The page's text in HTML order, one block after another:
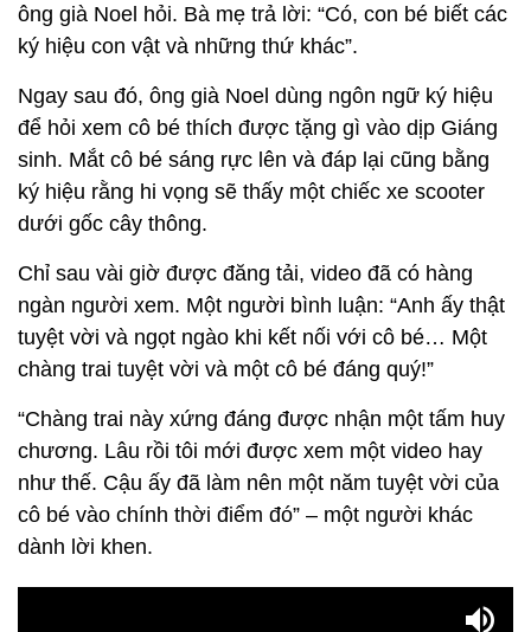
ông già Noel hỏi. Bà mẹ trả lời: “Có, con bé biết các
ký hiệu con vật và những thứ khác”.
Ngay sau đó, ông già Noel dùng ngôn ngữ ký hiệu
để hỏi xem cô bé thích được tặng gì vào dịp Giáng
sinh. Mắt cô bé sáng rực lên và đáp lại cũng bằng
ký hiệu rằng hi vọng sẽ thấy một chiếc xe scooter
dưới gốc cây thông.
Chỉ sau vài giờ được đăng tải, video đã có hàng
ngàn người xem. Một người bình luận: “Anh ấy thật
tuyệt vời và ngọt ngào khi kết nối với cô bé… Một
chàng trai tuyệt vời và một cô bé đáng quý!”
“Chàng trai này xứng đáng được nhận một tấm huy
chương. Lâu rồi tôi mới được xem một video hay
như thế. Cậu ấy đã làm nên một năm tuyệt vời của
cô bé vào chính thời điểm đó” – một người khác
dành lời khen.